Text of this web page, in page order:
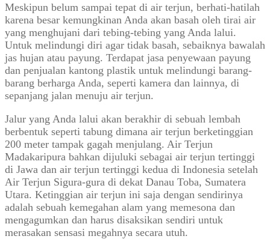
Meskipun belum sampai tepat di air terjun, berhati-hatilah
karena besar kemungkinan Anda akan basah oleh tirai air
yang menghujani dari tebing-tebing yang Anda lalui.
Untuk melindungi diri agar tidak basah, sebaiknya bawalah
jas hujan atau payung. Terdapat jasa penyewaan payung
dan penjualan kantong plastik untuk melindungi barang-
barang berharga Anda, seperti kamera dan lainnya, di
sepanjang jalan menuju air terjun.
Jalur yang Anda lalui akan berakhir di sebuah lembah
berbentuk seperti tabung dimana air terjun berketinggian
200 meter tampak gagah menjulang. Air Terjun
Madakaripura bahkan dijuluki sebagai air terjun tertinggi
di Jawa dan air terjun tertinggi kedua di Indonesia setelah
Air Terjun Sigura-gura di dekat Danau Toba, Sumatera
Utara. Ketinggian air terjun ini saja dengan sendirinya
adalah sebuah kemegahan alam yang memesona dan
mengagumkan dan harus disaksikan sendiri untuk
merasakan sensasi megahnya secara utuh.